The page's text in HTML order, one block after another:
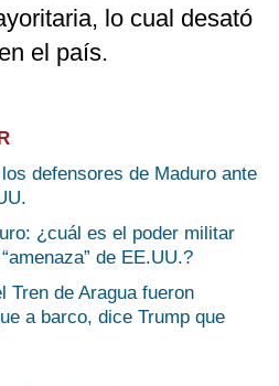
lo cual desató
el país.
defensores de Maduro ante
¿cuál es el poder militar
de EE.UU.?
Tren de Aragua fueron
a barco, dice Trump que